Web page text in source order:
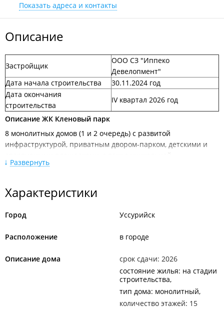
Показать адреса и контакты
Описание
Застройщик
ООО СЗ "Иппеко
Девелопмент"
Дата начала строительства
30.11.2024 год
Дата окончания
строительства
IV квартал 2026 год
Описание ЖК Кленовый парк
8 монолитных домов (1 и 2 очередь) с развитой
инфраструктурой, приватным двором-парком, детскими и
спортивными площадками, а также уникальной
архитектурой высокого класса.
планировками, где каждый метр используется с
однокомнатные квартиры со свободной планировкой для
2 500 м2 - площадь приватного двора-парка с детскими и
аллеей кленов, выращенных специально для проекта.
2 300 м2 - площадь коммерческих помещений на первых
этажах комплекса с уличным входом. Здесь создадут
полноценную экосистему сервисов для комфорта жильцов.
Развернуть
Характеристики
Город Уссурийск
Расположение в городе
Описание дома
срок сдачи: 2026
состояние жилья: на стадии
строительства
тип дома: монолитный
количество этажей: 15